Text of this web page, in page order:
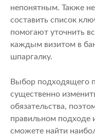
непонятным. Также
составить список
помогают уточнить
каждым визитом в
шпаргалку.
Выбор подходящего
существенно
обязательства,
правильном подходе
сможете найти